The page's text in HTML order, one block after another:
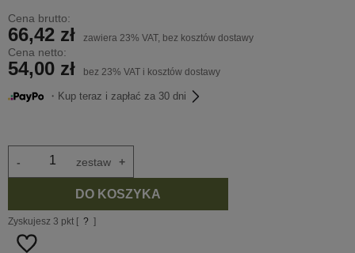
Cena brutto:
66,42 zł zawiera 23% VAT, bez kosztów dostawy
Cena netto:
54,00 zł bez 23% VAT i kosztów dostawy
・Kup teraz i zapłać za 30 dni
zestaw +
-
DO KOSZYKA
Zyskujesz 3 pkt [ ? ]